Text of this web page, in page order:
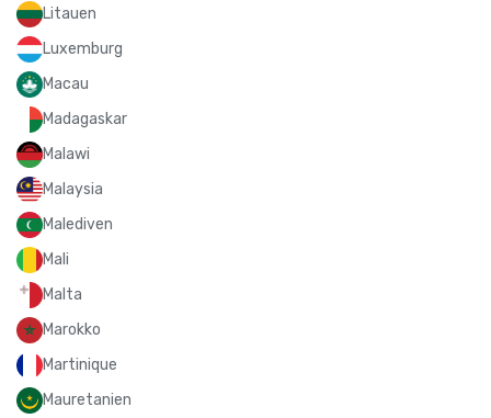
Litauen
Luxemburg
Macau
Madagaskar
Malawi
Malaysia
Malediven
Mali
Malta
Marokko
Martinique
Mauretanien